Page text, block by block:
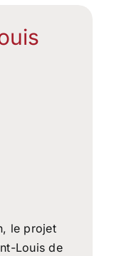
le projet
Louis de